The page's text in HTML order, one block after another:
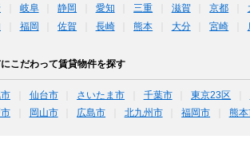
岐阜 静岡 愛知 三重 滋賀 京都
福岡 佐賀 長崎 熊本 大分 宮崎
こだわって賃貸物件を探す
仙台市 さいたま市 千葉市 東京23区
岡山市 広島市 北九州市 福岡市 熊本